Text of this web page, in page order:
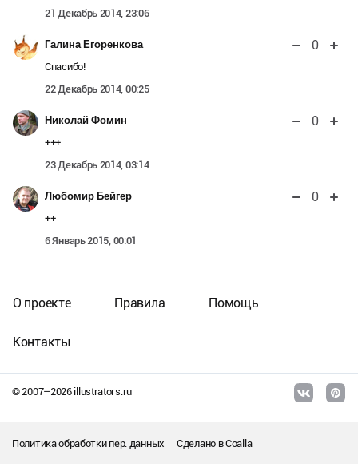
21 Декабрь 2014, 23:06
Галина Егоренкова 0
Спасибо!
22 Декабрь 2014, 00:25
Николай Фомин 0
+++
23 Декабрь 2014, 03:14
Любомир Бейгер 0
++
6 Январь 2015, 00:01
© 2007–2026illustrators.ru
О проекте Правила Помощь
Контакты
Политика обработки пер. данных Сделано вCoalla